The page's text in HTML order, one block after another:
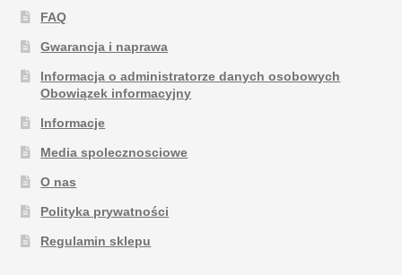
FAQ
Gwarancja i naprawa
Informacja o administratorze danych osobowych
Obowiązek informacyjny
Informacje
Media spolecznosciowe
O nas
Polityka prywatności
Regulamin sklepu